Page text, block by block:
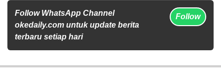
Follow WhatsApp Channel
okedaily.com untuk update berita
terbaru setiap hari
Follow